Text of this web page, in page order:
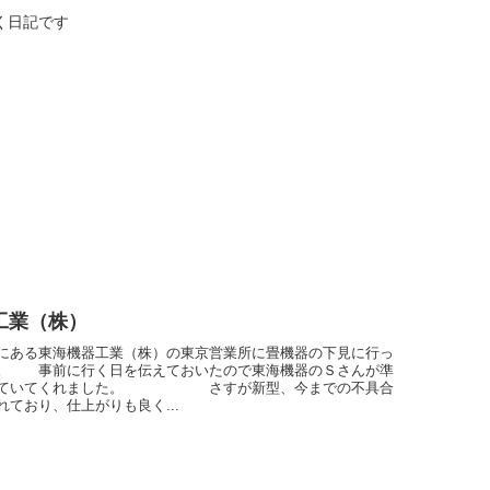
日記です
（株）
ある東海機器工業（株）の東京営業所に畳機器の下見に行っ
事前に行く日を伝えておいたので東海機器のＳさんが準
ていてくれました。 さすが新型、今までの不具合
ており、仕上がりも良く...